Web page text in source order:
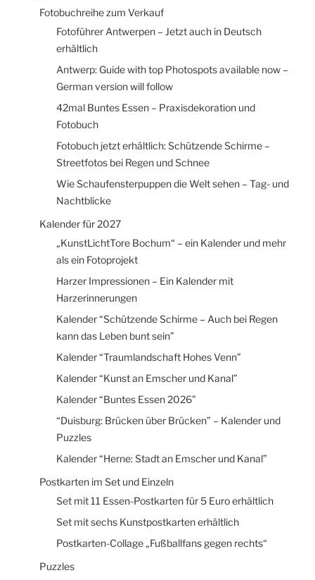
Fotobuchreihe zum Verkauf
Fotoführer Antwerpen – Jetzt auch in Deutsch
erhältlich
Antwerp: Guide with top Photospots available now –
German version will follow
42mal Buntes Essen – Praxisdekoration und
Fotobuch
Fotobuch jetzt erhältlich: Schützende Schirme –
Streetfotos bei Regen und Schnee
Wie Schaufensterpuppen die Welt sehen – Tag- und
Nachtblicke
Kalender für 2027
„KunstLichtTore Bochum“ – ein Kalender und mehr
als ein Fotoprojekt
Harzer Impressionen – Ein Kalender mit
Harzerinnerungen
Kalender “Schützende Schirme – Auch bei Regen
kann das Leben bunt sein”
Kalender “Traumlandschaft Hohes Venn”
Kalender “Kunst an Emscher und Kanal”
Kalender “Buntes Essen 2026”
“Duisburg: Brücken über Brücken” – Kalender und
Puzzles
Kalender “Herne: Stadt an Emscher und Kanal”
Postkarten im Set und Einzeln
Set mit 11 Essen-Postkarten für 5 Euro erhältlich
Set mit sechs Kunstpostkarten erhältlich
Postkarten-Collage „Fußballfans gegen rechts“
Puzzles